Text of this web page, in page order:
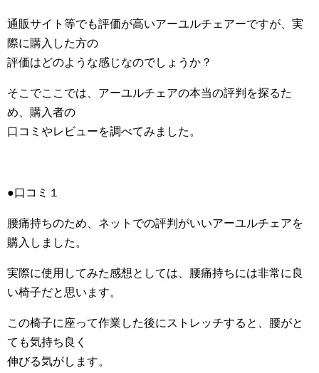
通販サイト等でも評価が高いアーユルチェアーですが、実
際に購入した方の
評価はどのような感じなのでしょうか？
そこでここでは、アーユルチェアの本当の評判を探るた
め、購入者の
口コミやレビューを調べてみました。
●口コミ１
腰痛持ちのため、ネットでの評判がいいアーユルチェアを
購入しました。
実際に使用してみた感想としては、腰痛持ちには非常に良
い椅子だと思います。
この椅子に座って作業した後にストレッチすると、腰がと
ても気持ち良く
伸びる気がします。